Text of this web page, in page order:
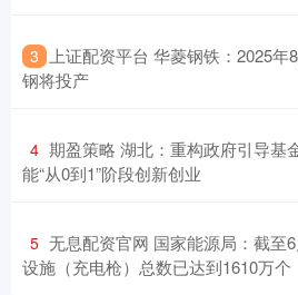
3
上证配资平台 华菱钢铁：2025
钢将投产
4 期盈策略 湖北：重构政府引导基
能“从0到1”阶段创新创业
5 无息配资官网 国家能源局：截至
设施（充电枪）总数已达到1610万个